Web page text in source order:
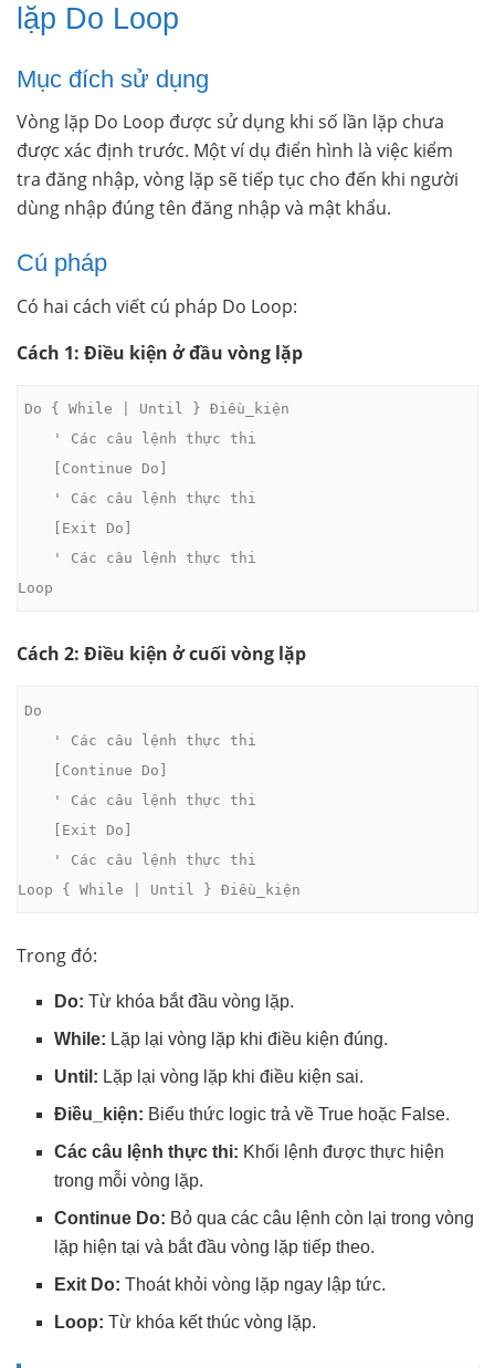
lặp Do Loop
Mục đích sử dụng
Vòng lặp Do Loop được sử dụng khi số lần lặp chưa
được xác định trước. Một ví dụ điển hình là việc kiểm
tra đăng nhập, vòng lặp sẽ tiếp tục cho đến khi người
dùng nhập đúng tên đăng nhập và mật khẩu.
Cú pháp
Có hai cách viết cú pháp Do Loop:
Cách 1: Điều kiện ở đầu vòng lặp
Do { While | Until } Điều_kiện
Loop
Cách 2: Điều kiện ở cuối vòng lặp
Do
Loop { While | Until } Điều_kiện
Trong đó:
Do: Từ khóa bắt đầu vòng lặp.
While: Lặp lại vòng lặp khi điều kiện đúng.
Until: Lặp lại vòng lặp khi điều kiện sai.
Điều_kiện: Biểu thức logic trả về True hoặc False.
Các câu lệnh thực thi: Khối lệnh được thực hiện
trong mỗi vòng lặp.
Continue Do: Bỏ qua các câu lệnh còn lại trong vòng
lặp hiện tại và bắt đầu vòng lặp tiếp theo.
Exit Do: Thoát khỏi vòng lặp ngay lập tức.
Loop: Từ khóa kết thúc vòng lặp.